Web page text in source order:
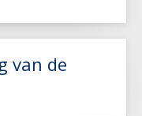
van de